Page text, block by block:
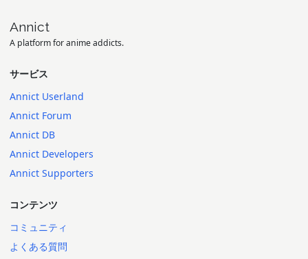
Annict
A platform for anime addicts.
サービス
Annict Userland
Annict Forum
Annict DB
Annict Developers
Annict Supporters
コンテンツ
コミュニティ
よくある質問